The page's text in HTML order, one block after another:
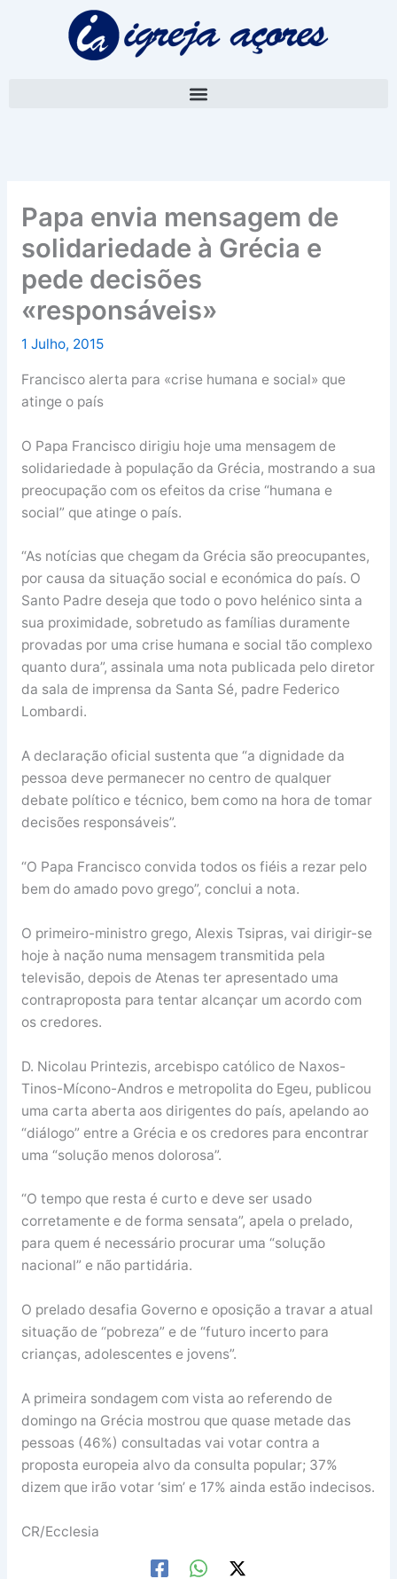
Papa envia mensagem de
solidariedade à Grécia e
pede decisões
«responsáveis»
1 Julho, 2015
Francisco alerta para «crise humana e social» que
atinge o país
O Papa Francisco dirigiu hoje uma mensagem de
solidariedade à população da Grécia, mostrando a sua
preocupação com os efeitos da crise “humana e
social” que atinge o país.
“As notícias que chegam da Grécia são preocupantes,
por causa da situação social e económica do país. O
Santo Padre deseja que todo o povo helénico sinta a
sua proximidade, sobretudo as famílias duramente
provadas por uma crise humana e social tão complexo
quanto dura”, assinala uma nota publicada pelo diretor
da sala de imprensa da Santa Sé, padre Federico
Lombardi.
A declaração oficial sustenta que “a dignidade da
pessoa deve permanecer no centro de qualquer
debate político e técnico, bem como na hora de tomar
decisões responsáveis”.
“O Papa Francisco convida todos os fiéis a rezar pelo
bem do amado povo grego”, conclui a nota.
O primeiro-ministro grego, Alexis Tsipras, vai dirigir-se
hoje à nação numa mensagem transmitida pela
televisão, depois de Atenas ter apresentado uma
contraproposta para tentar alcançar um acordo com
os credores.
D. Nicolau Printezis, arcebispo católico de Naxos-
Tinos-Mícono-Andros e metropolita do Egeu, publicou
uma carta aberta aos dirigentes do país, apelando ao
“diálogo” entre a Grécia e os credores para encontrar
uma “solução menos dolorosa”.
“O tempo que resta é curto e deve ser usado
corretamente e de forma sensata”, apela o prelado,
para quem é necessário procurar uma “solução
nacional” e não partidária.
O prelado desafia Governo e oposição a travar a atual
situação de “pobreza” e de “futuro incerto para
crianças, adolescentes e jovens”.
A primeira sondagem com vista ao referendo de
domingo na Grécia mostrou que quase metade das
pessoas (46%) consultadas vai votar contra a
proposta europeia alvo da consulta popular; 37%
dizem que irão votar ‘sim’ e 17% ainda estão indecisos.
CR/Ecclesia